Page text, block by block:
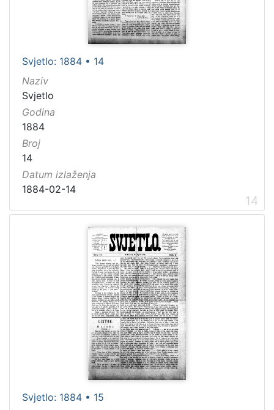
Svjetlo: 1884 • 14
Naziv
Svjetlo
Godina
1884
Broj
14
Datum izlaženja
1884-02-14
14
Svjetlo: 1884 • 15